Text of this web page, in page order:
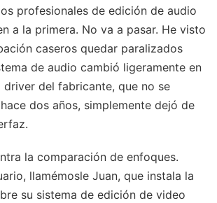
profesionales de edición de audio
a la primera. No va a pasar. He visto
caseros quedar paralizados
de audio cambió ligeramente en
driver del fabricante, que no se
dos años, simplemente dejó de
la comparación de enfoques.
llamémosle Juan, que instala la
su sistema de edición de video